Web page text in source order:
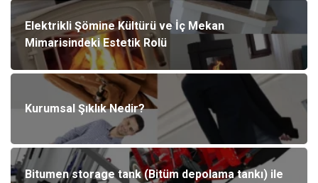
Elektrikli Şömine Kültürü ve İç Mekan
Mimarisindeki Estetik Rolü
Kurumsal Şıklık Nedir?
Bitumen storage tank (Bitüm depolama tankı) ile